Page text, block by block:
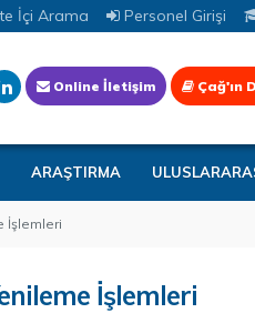
İçi Arama Personel Girişi
Online İletişim Çağ'ın
ARAŞTIRMA
İşlemleri
İşlemleri